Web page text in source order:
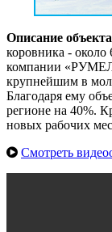
Описание
коровника - около
компании
крупнейшим в
Благодаря ему
регионе на 40%.
новых рабочих
Смотреть